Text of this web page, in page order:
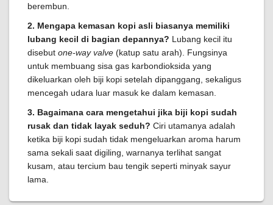
berembun.
2. Mengapa kemasan kopi asli biasanya memiliki
lubang kecil di bagian depannya? Lubang kecil itu
disebut one-way valve (katup satu arah). Fungsinya
untuk membuang sisa gas karbondioksida yang
dikeluarkan oleh biji kopi setelah dipanggang, sekaligus
mencegah udara luar masuk ke dalam kemasan.
3. Bagaimana cara mengetahui jika biji kopi sudah
rusak dan tidak layak seduh? Ciri utamanya adalah
ketika biji kopi sudah tidak mengeluarkan aroma harum
sama sekali saat digiling, warnanya terlihat sangat
kusam, atau tercium bau tengik seperti minyak sayur
lama.